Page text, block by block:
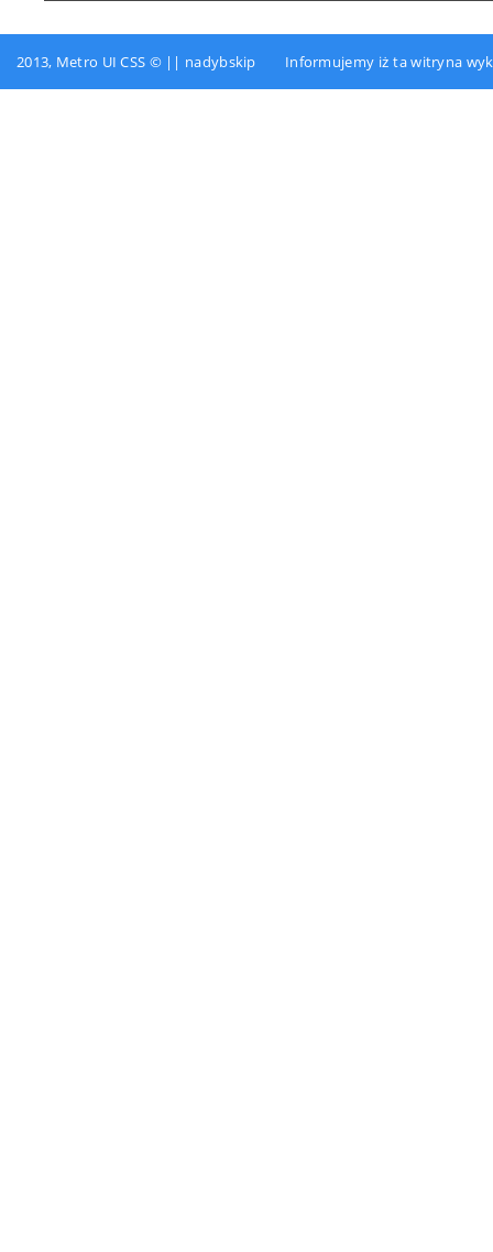
2013, Metro UI CSS © || nadybskip Informujemy iż ta witryna